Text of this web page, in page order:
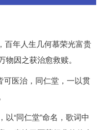
百年人生几何慕荣光富贵
因之获治愈救赎。
可医治，同仁堂，一以贯
“同仁堂”命名，歌词中